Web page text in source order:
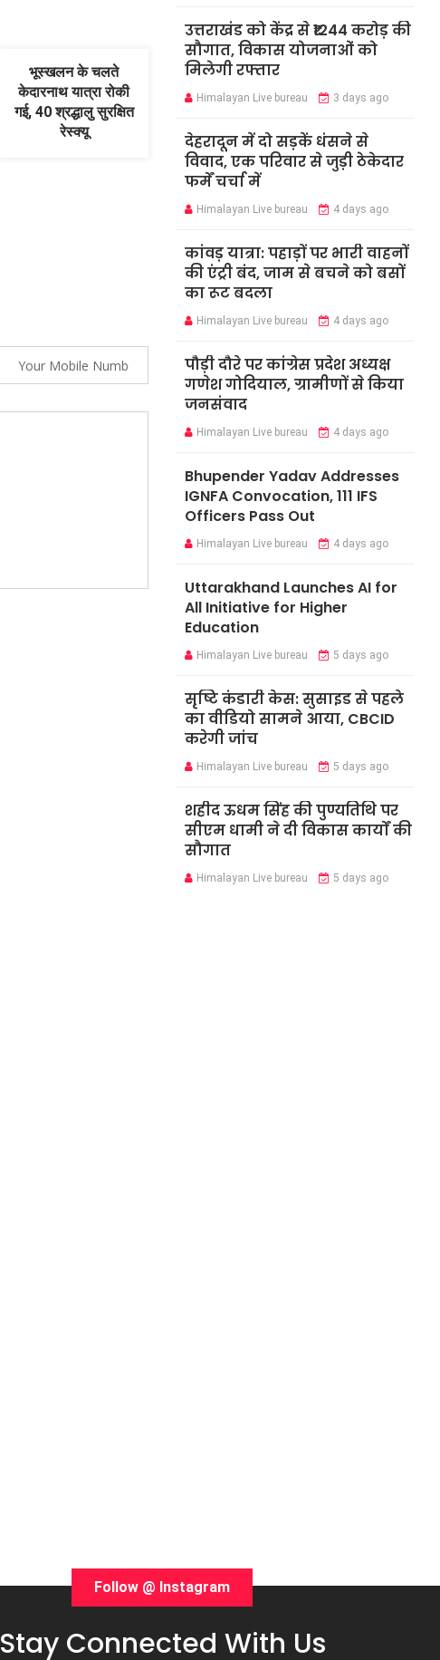
भूस्खलन के चलते
केदारनाथ यात्रा रोकी
गई, 40 श्रद्धालु सुरक्षित
रेस्क्यू
उत्तराखंड को केंद्र से ₹1244 करोड़ की
सौगात, विकास योजनाओं को
मिलेगी रफ्तार
Himalayan Live bureau 3 days ago
देहरादून में दो सड़कें धंसने से
विवाद, एक परिवार से जुड़ी ठेकेदार
फर्में चर्चा में
Himalayan Live bureau 4 days ago
कांवड़ यात्रा: पहाड़ों पर भारी वाहनों
की एंट्री बंद, जाम से बचने को बसों
का रूट बदला
Himalayan Live bureau 4 days ago
पौड़ी दौरे पर कांग्रेस प्रदेश अध्यक्ष
गणेश गोदियाल, ग्रामीणों से किया
जनसंवाद
Himalayan Live bureau 4 days ago
Bhupender Yadav Addresses
IGNFA Convocation, 111 IFS
Officers Pass Out
Himalayan Live bureau 4 days ago
Uttarakhand Launches AI for
All Initiative for Higher
Education
Himalayan Live bureau 5 days ago
सृष्टि कंडारी केस: सुसाइड से पहले
का वीडियो सामने आया, CBCID
करेगी जांच
Himalayan Live bureau 5 days ago
शहीद ऊधम सिंह की पुण्यतिथि पर
सीएम धामी ने दी विकास कार्यों की
सौगात
Himalayan Live bureau 5 days ago
Follow @ Instagram
Stay Connected With Us